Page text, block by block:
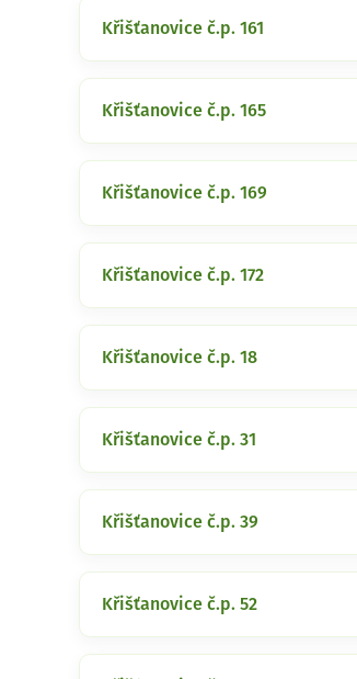
Křišťanovice č.p. 161
Křišťanovice č.p. 165
Křišťanovice č.p. 169
Křišťanovice č.p. 172
Křišťanovice č.p. 18
Křišťanovice č.p. 31
Křišťanovice č.p. 39
Křišťanovice č.p. 52